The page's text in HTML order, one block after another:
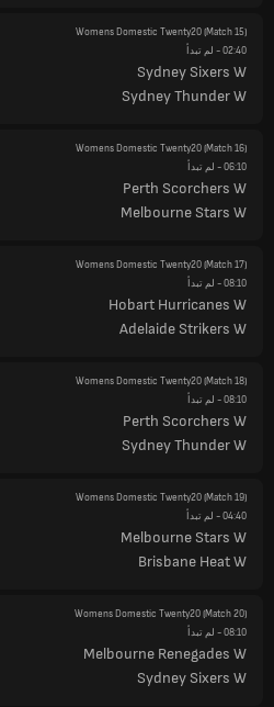
Womens Domestic Twenty20 (Match 15)
02:40- لم تبدأ
Sydney Sixers W
Sydney Thunder W
Womens Domestic Twenty20 (Match 16)
06:10- لم تبدأ
Perth Scorchers W
Melbourne Stars W
Womens Domestic Twenty20 (Match 17)
08:10- لم تبدأ
Hobart Hurricanes W
Adelaide Strikers W
Womens Domestic Twenty20 (Match 18)
08:10- لم تبدأ
Perth Scorchers W
Sydney Thunder W
Womens Domestic Twenty20 (Match 19)
04:40- لم تبدأ
Melbourne Stars W
Brisbane Heat W
Womens Domestic Twenty20 (Match 20)
08:10- لم تبدأ
Melbourne Renegades W
Sydney Sixers W